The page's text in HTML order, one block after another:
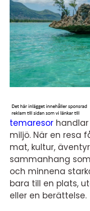
temaresor
miljö. När en resa
mat, kultur,
sammanhang
och minnena
bara till en plats,
eller en berättelse.